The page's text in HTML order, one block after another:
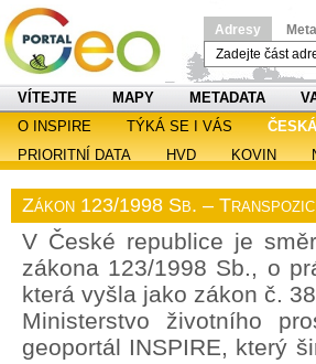
Adresy
VÍTEJTE MAPY METADATA
O INSPIRE
TÝKÁ SE I VÁS
PRIORITNÍ DATA
HVD KOVIN
Zákon 123/1998 Sb. –
V České republice je
zákona 123/1998 Sb., o
která vyšla jako zákon č.
Ministerstvo životního
geoportál INSPIRE, který